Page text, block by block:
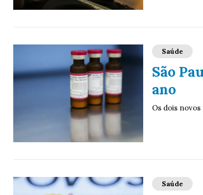
Saúde
São
ano
Os dois
Saúde